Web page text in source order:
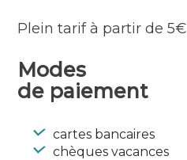
Plein tarif à partir de 5€
Modes
de paiement
cartes bancaires
chèques vacances